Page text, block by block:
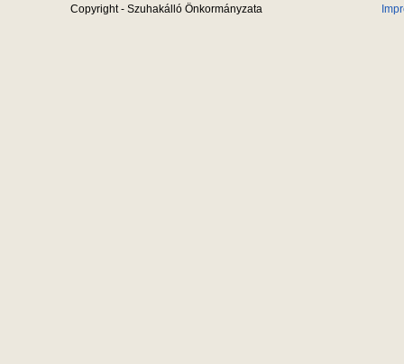
Copyright - Szuhakálló Önkormányzata